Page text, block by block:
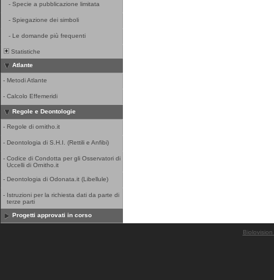
- Specie a pubblicazione limitata
- Spiegazione dei simboli
- Le domande più frequenti
Statistiche
Atlante
- Metodi Atlante
- Calcolo Effemeridi
Regole e Deontologie
- Regole di ornitho.it
- Deontologia di S.H.I. (Rettili e Anfibi)
- Codice di Condotta per gli Osservatori di
Uccelli di Ornitho.it
- Deontologia di Odonata.it (Libellule)
- Istruzioni per la richiesta dati da parte di
terze parti
Progetti approvati in corso
Biolovision